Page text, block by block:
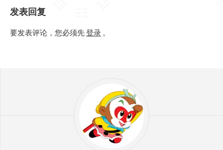
发表回复
要发表评论，您必须先登录 。